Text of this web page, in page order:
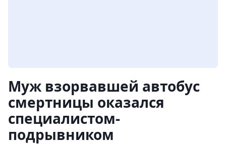
Муж взорвавшей автобус
смертницы оказался
специалистом-
подрывником